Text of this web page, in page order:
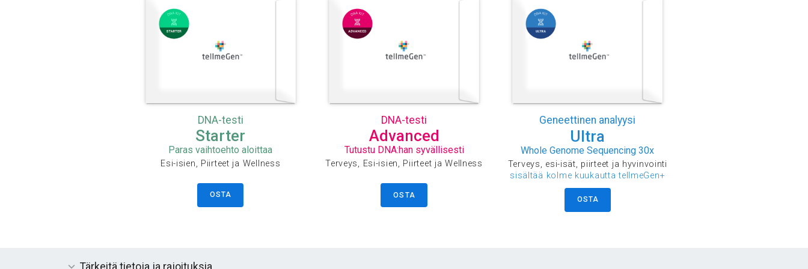
DNA-testi
Starter
Paras vaihtoehto aloittaa
Esi-isien, Piirteet ja Wellness
OSTA
DNA-testi
Advanced
Tutustu DNA:han syvällisesti
Terveys, Esi-isien, Piirteet ja Wellness
OSTA
Geneettinen analyysi
Ultra
Whole Genome Sequencing 30x
Terveys, esi-isät, piirteet ja hyvinvointi
sisältää kolme kuukautta tellmeGen+
OSTA
Tärkeitä tietoja ja rajoituksia